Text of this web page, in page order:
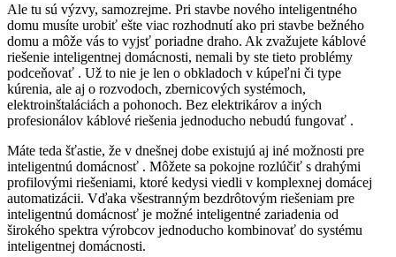
Ale tu sú výzvy, samozrejme. Pri stavbe nového inteligentného
domu musíte urobiť ešte viac rozhodnutí ako pri stavbe bežného
domu a môže vás to vyjsť poriadne draho. Ak zvažujete káblové
riešenie inteligentnej domácnosti, nemali by ste tieto problémy
podceňovať . Už to nie je len o obkladoch v kúpeľni či type
kúrenia, ale aj o rozvodoch, zbernicových systémoch,
elektroinštaláciách a pohonoch. Bez elektrikárov a iných
profesionálov káblové riešenia jednoducho nebudú fungovať .
Máte teda šťastie, že v dnešnej dobe existujú aj iné možnosti pre
inteligentnú domácnosť . Môžete sa pokojne rozlúčiť s drahými
profilovými riešeniami, ktoré kedysi viedli v komplexnej domácej
automatizácii. Vďaka všestranným bezdrôtovým riešeniam pre
inteligentnú domácnosť je možné inteligentné zariadenia od
širokého spektra výrobcov jednoducho kombinovať do systému
inteligentnej domácnosti.